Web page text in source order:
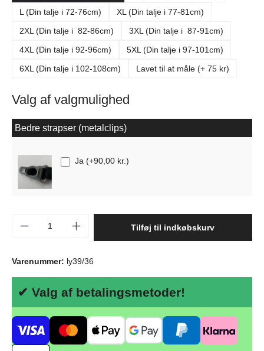
L (Din talje i 72-76cm)
XL (Din talje i 77-81cm)
2XL (Din talje i 82-86cm)
3XL (Din talje i 87-91cm)
4XL (Din talje i 92-96cm)
5XL (Din talje i 97-101cm)
6XL (Din talje i 102-108cm)
Lavet til at måle (+ 75 kr)
Valg af valgmulighed
Bedre strapser (metalclips)
Ja (+90,00 kr.)
Produktmængde: Indtast det ønskede
Tilføj til indkøbskurv
Varenummer: ly39/36
✔ Valg af betalingsmetoder!